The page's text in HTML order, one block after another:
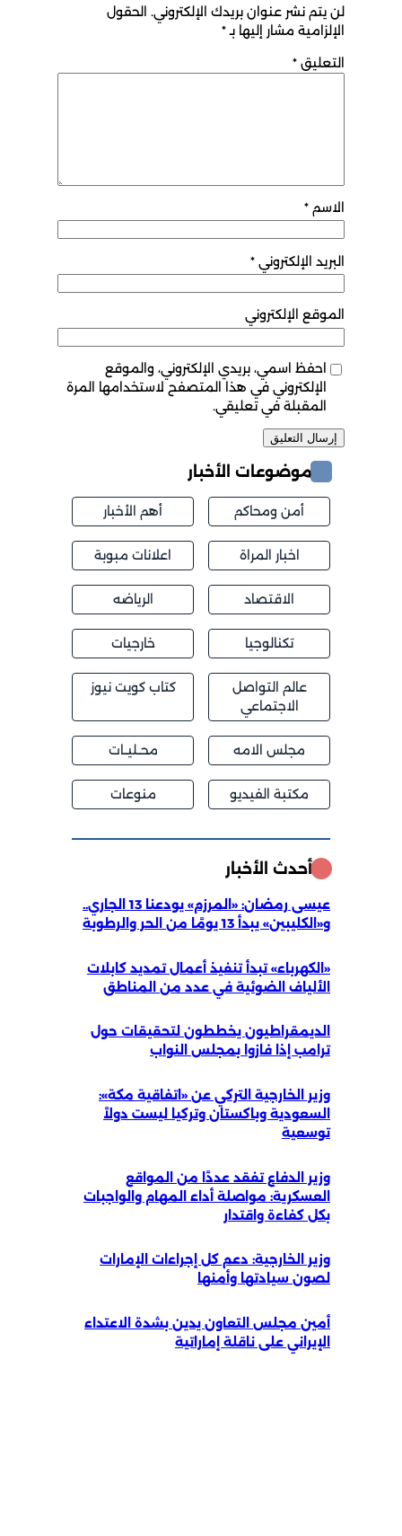
لن يتم نشر عنوان بريدك الإلكتروني. الحقول
الإلزامية مشار إليها بـ *
التعليق*
الاسم*
البريد الإلكتروني *
الموقع الإلكتروني
احفظ اسمي، بريدي الإلكتروني، والموقع
الإلكتروني في هذا المتصفح لاستخدامها المرة
المقبلة في تعليقي.
موضوعات الأخبار
أمن ومحاكم أهم الأخبار
اخبار المراة اعلانات مبوبة
الاقتصاد الرياضه
تكنالوجيا خارجيات
عالم التواصل
الاجتماعي
كتاب كويت نيوز
مجلس الامه محــليــات
مكتبة الفيديو منوعات
أحدث الأخبار
عيسى رمضان: «المرزم» يودعنا 13 الجاري..
و«الكليبين» يبدأ 13 يومًا من الحر والرطوبة
«الكهرباء» تبدأ تنفيذ أعمال تمديد كابلات
الألياف الضوئية في عدد من المناطق
الديمقراطيون يخططون لتحقيقات حول
ترامب إذا فازوا بمجلس النواب
وزير الخارجية التركي عن «اتفاقية مكة»:
السعودية وباكستان وتركيا ليست دولاً
توسعية
وزير الدفاع تفقد عددًا من المواقع
العسكرية: مواصلة أداء المهام والواجبات
بكل كفاءة واقتدار
وزير الخارجية: دعم كل إجراءات الإمارات
لصون سيادتها وأمنها
أمين مجلس التعاون يدين بشدة الاعتداء
الإيراني على ناقلة إماراتية